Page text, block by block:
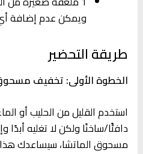
ويمكن عدم إضافة
طريقة التحضير
الخطوة الأولى: تخفيف
استخدم القليل من الحليب أو
دافئًا/ساخنًا ولكن لا تغليه أبدًا
مسحوق الماتشا، سيساعدك